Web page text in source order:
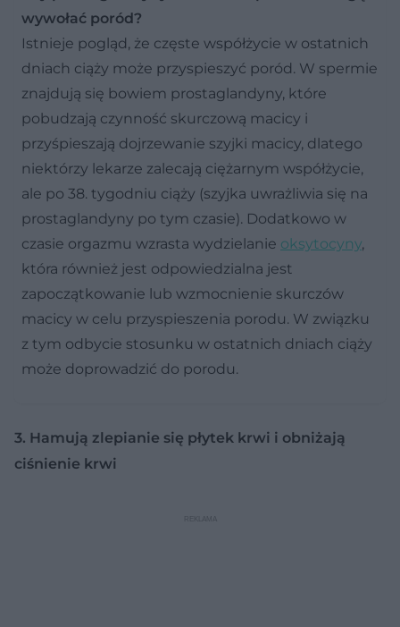
wywołać poród?
Istnieje pogląd, że częste współżycie w ostatnich
dniach ciąży może przyspieszyć poród. W spermie
znajdują się bowiem prostaglandyny, które
pobudzają czynność skurczową macicy i
przyśpieszają dojrzewanie szyjki macicy, dlatego
niektórzy lekarze zalecają ciężarnym współżycie,
ale po 38. tygodniu ciąży (szyjka uwrażliwia się na
prostaglandyny po tym czasie). Dodatkowo w
czasie orgazmu wzrasta wydzielanie oksytocyny,
która również jest odpowiedzialna jest
zapoczątkowanie lub wzmocnienie skurczów
macicy w celu przyspieszenia porodu. W związku
z tym odbycie stosunku w ostatnich dniach ciąży
może doprowadzić do porodu.
3. Hamują zlepianie się płytek krwi i obniżają
ciśnienie krwi